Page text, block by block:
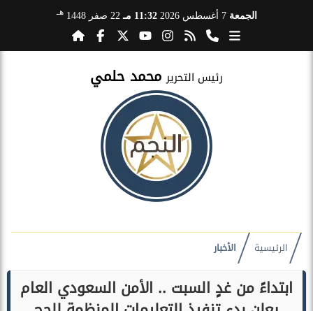
الجمعة 7 أغسطس 2026 11:32 مـ 22 صفر 1448 هـ
رئيس التحرير محمد حلمي
الرئيسية الأخبار
ابتداءً من غدٍ السبت .. الأمن السعودي العام